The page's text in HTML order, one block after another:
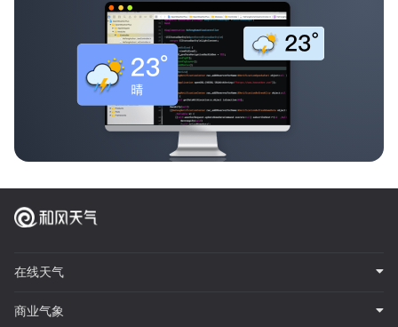
在线天气
商业气象